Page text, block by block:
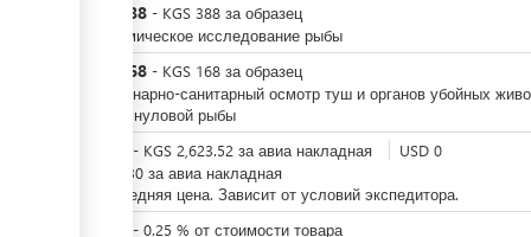
388 - KGS 388 за образец
Биохимическое исследование рыбы
168 - KGS 168 за образец
Ветеринарно-санитарный осмотр туш и органов убойных
свежеснуловой рыбы
- KGS 2,623.52 за авиа накладная USD 0
30 за авиа накладная
Это средняя цена. Зависит от условий экспедитора.
- 0.25 % от стоимости товара